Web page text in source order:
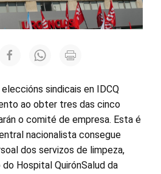
sindicais en IDCQ
ao obter tres das cinco
o comité de empresa. Esta é
nacionalista consegue
dos servizos de limpeza,
Hospital QuirónSalud da